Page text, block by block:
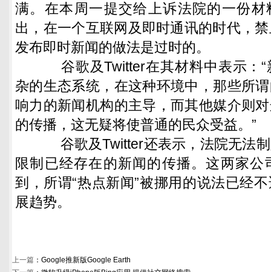
满。在本周一提交给上诉法院的一份材
出，在一个互联网及即时通讯的时代，
发布即时新闻的做法是过时的。
谷歌及Twitter在其材料中表示：“
杂的生态系统，在这种环境中，那些所
响力的新闻机构的主导，而其他媒介则
的传播，这无疑将使普通的民众受益。”
谷歌及Twitter还表示，法院无法制
限制已经存在的新闻的传播。这两家公
到，所谓“热点新闻”被挪用的说法已经
展趋势。
上一篇 ： Google推新版Google Earth